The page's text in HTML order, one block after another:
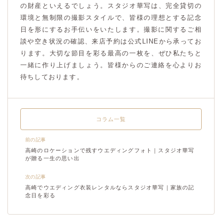
の財産といえるでしょう。スタジオ華写は、完全貸切の
環境と無制限の撮影スタイルで、皆様の理想とする記念
日を形にするお手伝いをいたします。撮影に関するご相
談や空き状況の確認、来店予約は公式LINEから承ってお
ります。大切な節目を彩る最高の一枚を、ぜひ私たちと
一緒に作り上げましょう。皆様からのご連絡を心よりお
待ちしております。
前の記事
高崎のロケーションで残すウエディングフォト｜スタジオ華写
が贈る一生の思い出
コラム一覧
次の記事
高崎でウエディング衣装レンタルならスタジオ華写｜家族の記
念日を彩る